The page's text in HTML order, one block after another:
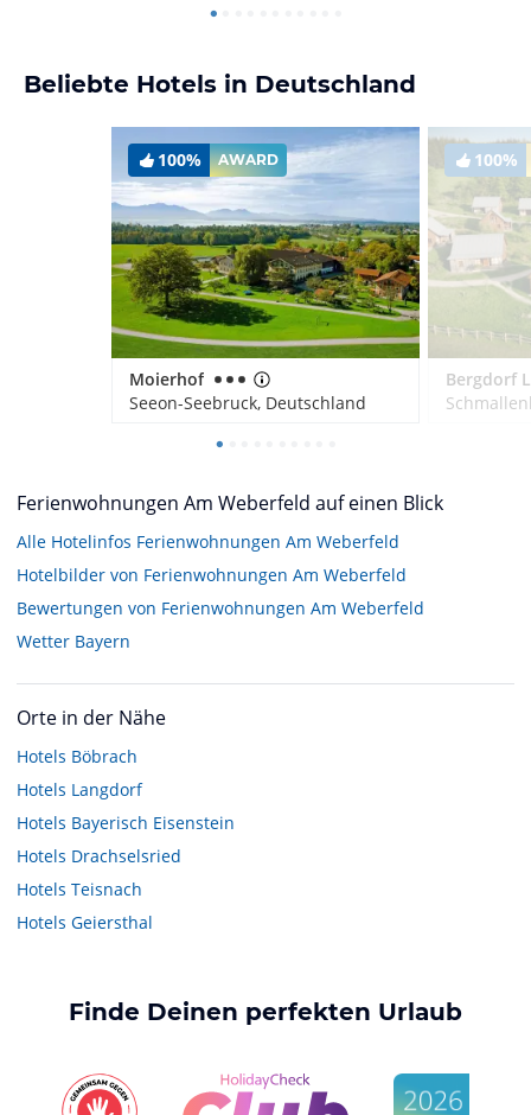
Beliebte Hotels in Deutschland
100% AWARD
Moierhof
Seeon-Seebruck, Deutschland
100%
Ferienwohnungen Am Weberfeld auf einen Blick
Alle Hotelinfos Ferienwohnungen Am Weberfeld
Hotelbilder von Ferienwohnungen Am Weberfeld
Bewertungen von Ferienwohnungen Am Weberfeld
Wetter Bayern
Orte in der Nähe
Hotels Böbrach
Hotels Langdorf
Hotels Bayerisch Eisenstein
Hotels Drachselsried
Hotels Teisnach
Hotels Geiersthal
Finde Deinen perfekten Urlaub